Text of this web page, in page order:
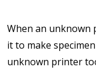
When an unknown
it to make
unknown printer